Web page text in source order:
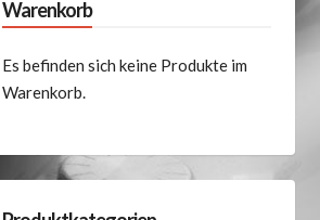
Warenkorb
Es befinden sich keine Produkte im
Warenkorb.